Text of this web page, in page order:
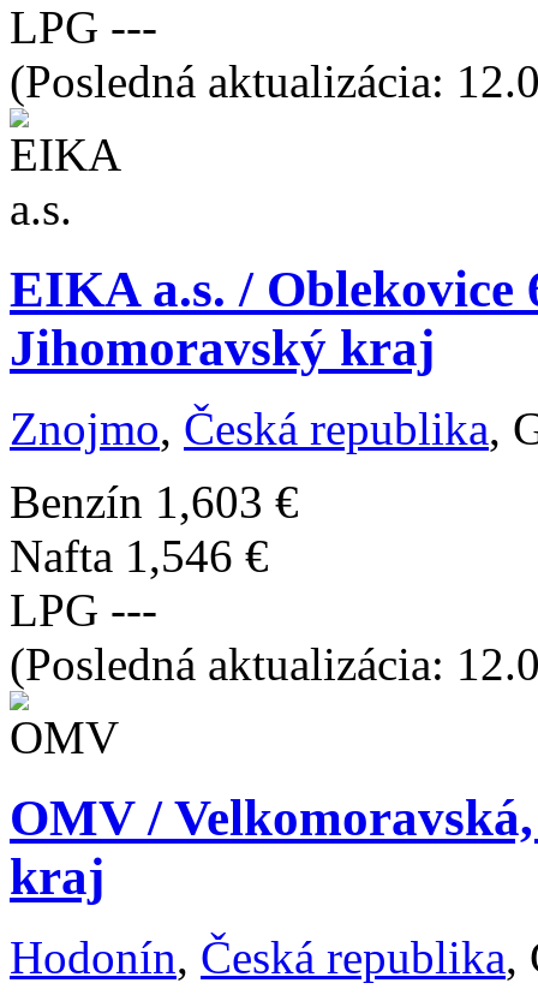
LPG ---
(Posledná aktualizácia:
EIKA a.s. / Oblekovice
Jihomoravský kraj
Znojmo, Česká republika,
Benzín 1,603 €
Nafta 1,546 €
LPG ---
(Posledná aktualizácia:
OMV /
kraj
Hodonín, Česká republika,